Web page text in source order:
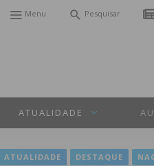
Menu Pesquisar
ATUALIDADE
ATUALIDADE DESTAQUE